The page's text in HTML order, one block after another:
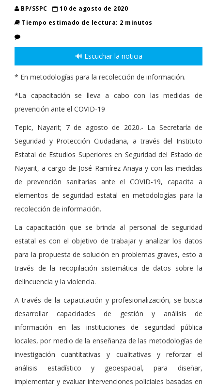
BP/SSPC
10 de agosto de 2020
Tiempo estimado de lectura: 2 minutos
🔊 Escuchar la noticia
* En metodologías para la recolección de información.
*La capacitación se lleva a cabo con las medidas de
prevención ante el COVID-19
Tepic, Nayarit; 7 de agosto de 2020.- La Secretaría de
Seguridad y Protección Ciudadana, a través del Instituto
Estatal de Estudios Superiores en Seguridad del Estado de
Nayarit, a cargo de José Ramírez Anaya y con las medidas
de prevención sanitarias ante el COVID-19, capacita a
elementos de seguridad estatal en metodologías para la
recolección de información.
La capacitación que se brinda al personal de seguridad
estatal es con el objetivo de trabajar y analizar los datos
para la propuesta de solución en problemas graves, esto a
través de la recopilación sistemática de datos sobre la
delincuencia y la violencia.
A través de la capacitación y profesionalización, se busca
desarrollar capacidades de gestión y análisis de
información en las instituciones de seguridad pública
locales, por medio de la enseñanza de las metodologías de
investigación cuantitativas y cualitativas y reforzar el
análisis estadístico y geoespacial, para diseñar,
implementar y evaluar intervenciones policiales basadas en